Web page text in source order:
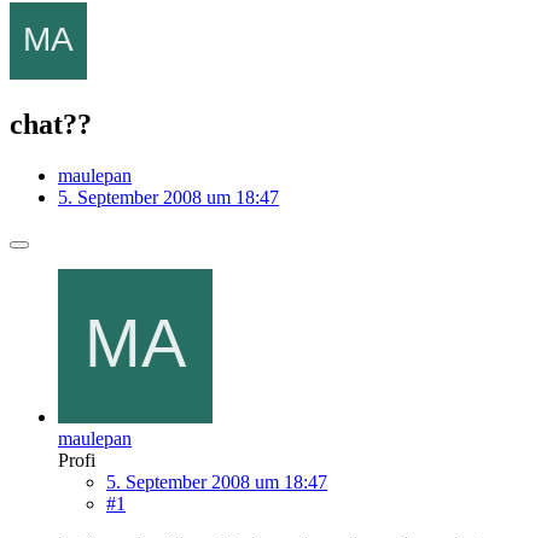
chat??
maulepan
5. September 2008 um 18:47
maulepan
Profi
5. September 2008 um 18:47
#1